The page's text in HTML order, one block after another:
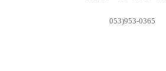
053)953-0365